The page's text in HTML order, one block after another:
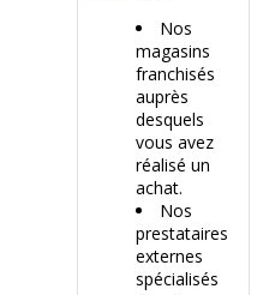
Nos
magasins
franchisés
auprès
desquels
vous avez
réalisé un
achat.
Nos
prestataires
externes
spécialisés